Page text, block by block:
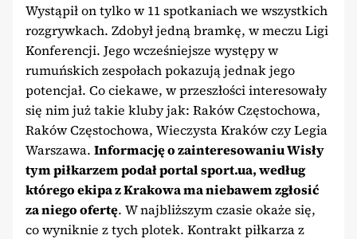
Wystąpił on tylko w 11 spotkaniach we wszystkich
rozgrywkach. Zdobył jedną bramkę, w meczu Ligi
Konferencji. Jego wcześniejsze występy w
rumuńskich zespołach pokazują jednak jego
potencjał. Co ciekawe, w przeszłości interesowały
się nim już takie kluby jak: Raków Częstochowa,
Raków Częstochowa, Wieczysta Kraków czy Legia
Warszawa. Informację o zainteresowaniu Wisły
tym piłkarzem podał portal sport.ua, według
którego ekipa z Krakowa ma niebawem zgłosić
za niego ofertę. W najbliższym czasie okaże się,
co wyniknie z tych plotek. Kontrakt piłkarza z